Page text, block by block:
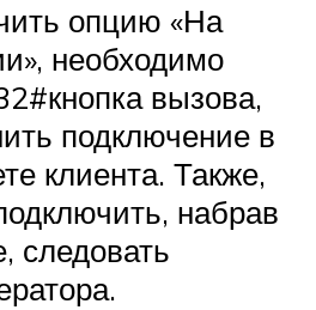
опцию «На
необходимо
вызова,
подключение в
клиента. Также,
набрав
следовать